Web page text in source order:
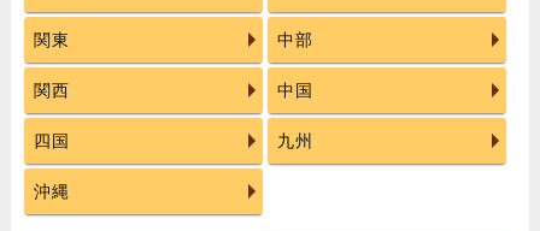
関東 中部
関西 中国
四国 九州
沖縄